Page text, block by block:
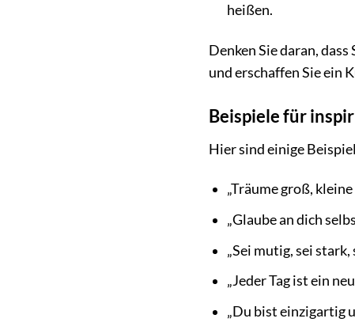
heißen.
Denken Sie daran,
und erschaffen Sie ein
Beispiele für
Hier sind einige
„Träume groß,
„Glaube an dich
„Sei mutig, sei stark,
„Jeder Tag ist ein
„Du bist einzigartig